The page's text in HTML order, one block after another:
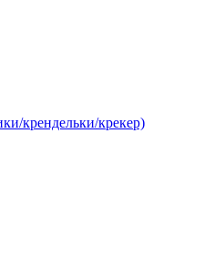
крендельки/крекер)